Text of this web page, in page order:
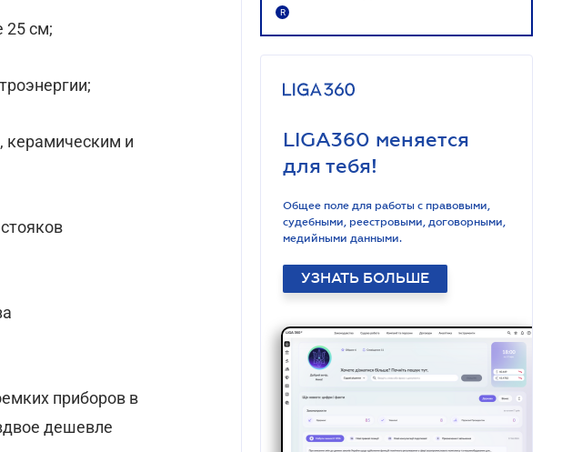
25 см;
керамическим и
приборов в
дешевле
R
LIGA360 меняется
для тебя!
Общее поле для работы с правовыми,
судебными, реестровыми, договорными,
медийными данными.
УЗНАТЬ БОЛЬШЕ